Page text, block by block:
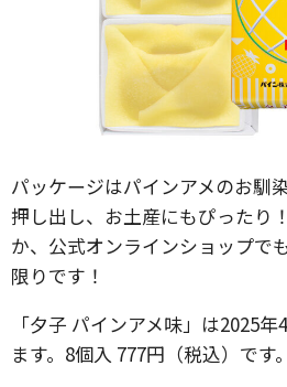
パッケージはパインアメのお馴
押し出し、お土産にもぴったり
か、公式オンラインショップで
限りです！
「夕子 パインアメ味」は2025
ます。8個入 777円（税込）です。